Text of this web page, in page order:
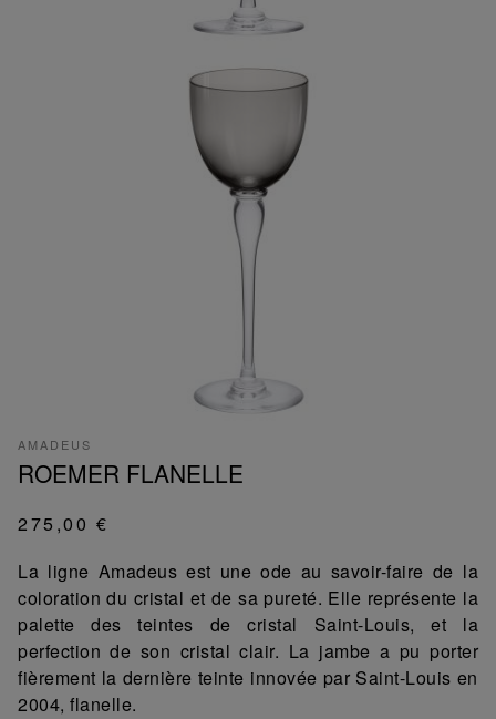
AMADEUS
ROEMER FLANELLE
275,00 €
La ligne Amadeus est une ode au savoir-faire de la
coloration du cristal et de sa pureté. Elle représente la
palette des teintes de cristal Saint-Louis, et la
perfection de son cristal clair. La jambe a pu porter
fièrement la dernière teinte innovée par Saint-Louis en
2004, flanelle.